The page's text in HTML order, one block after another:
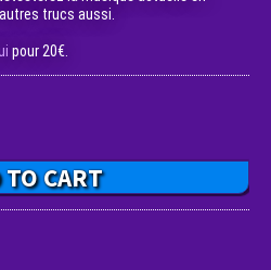
trucs aussi.
pour 20€.
CART